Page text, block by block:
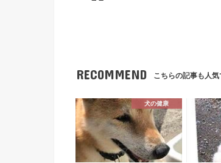
RECOMMEND こちらの記事も人気
犬の健康